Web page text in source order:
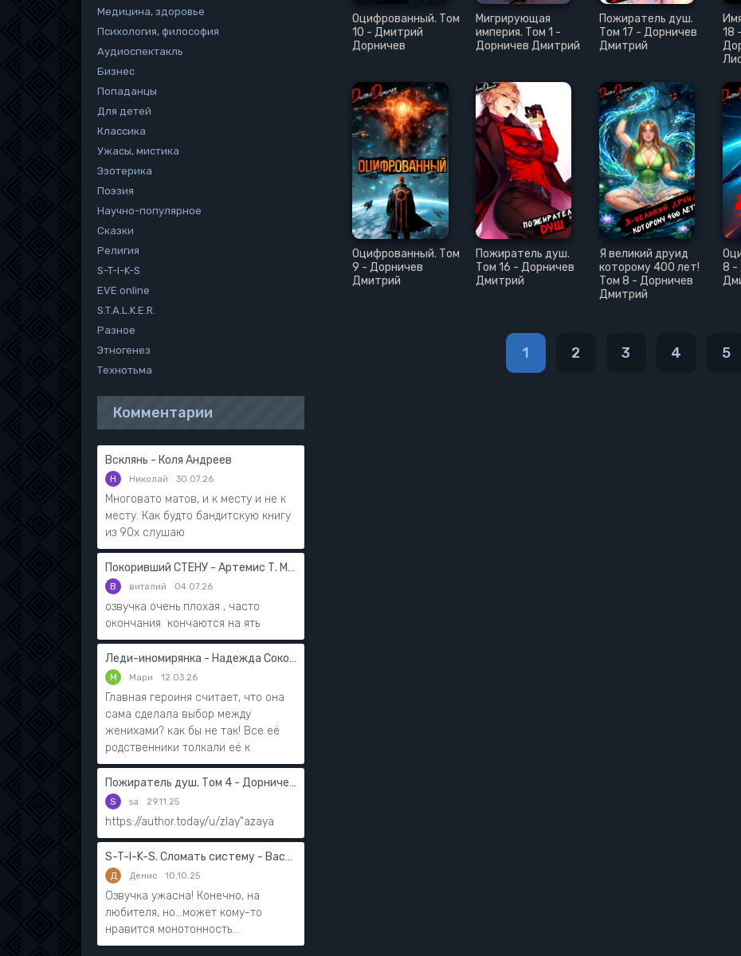
Оцифрованный. Том
10 - Дмитрий
Дорничев
Мигрирующая
империя. Том 1 -
Дорничев Дмитрий
Пожиратель душ.
Том 17 - Дорничев
Дмитрий
18
Оцифрованный. Том
9 - Дорничев
Дмитрий
Пожиратель душ.
Том 16 - Дорничев
Дмитрий
Я великий друид
которому 400 лет!
Том 8 - Дорничев
Дмитрий
8 -
1 2 3 4 5
Медицина, здоровье
Психология, философия
Аудиоспектакль
Бизнес
Попаданцы
Для детей
Классика
Ужасы, мистика
Эзотерика
Поэзия
Научно-популярное
Сказки
Религия
S-T-I-K-S
EVE online
S.T.A.L.K.E.R.
Разное
Этногенез
Технотьма
Комментарии
Всклянь - Коля Андреев
Н Николай 30.07.26
Многовато матов, и к месту и не к
месту. Как будто бандитскую книгу
из 90х слушаю
Покоривший СТЕНУ - Артемис Т. Мантикор
В виталий 04.07.26
озвучка очень плохая , часто
окончания кончаются на ять
Леди-иномирянка - Надежда Соколова
М Мари 12.03.26
Главная героиня считает, что она
сама сделала выбор между
женихами? как бы не так! Все её
родственники толкали её к
Пожиратель душ. Том 4 - Дорничев Дмитрий
S sa 29.11.25
https://author.today/u/zlay"azaya
S-T-I-K-S. Сломать систему - Василий Мушинский
Д Денис 10.10.25
Озвучка ужасна! Конечно, на
любителя, но...может кому-то
нравится монотонность...